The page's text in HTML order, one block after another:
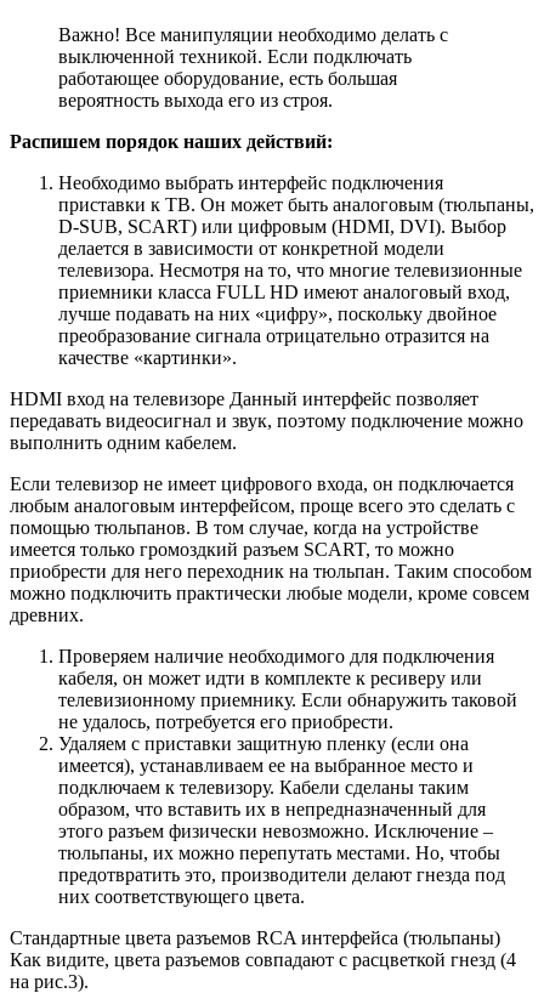
Важно! Все манипуляции необходимо делать с
выключенной техникой. Если подключать
работающее оборудование, есть большая
вероятность выхода его из строя.
Распишем порядок наших действий:
Необходимо выбрать интерфейс подключения
приставки к ТВ. Он может быть аналоговым (тюльпаны,
D-SUB, SCART) или цифровым (HDMI, DVI). Выбор
делается в зависимости от конкретной модели
телевизора. Несмотря на то, что многие телевизионные
приемники класса FULL HD имеют аналоговый вход,
лучше подавать на них «цифру», поскольку двойное
преобразование сигнала отрицательно отразится на
качестве «картинки».
HDMI вход на телевизоре Данный интерфейс позволяет
передавать видеосигнал и звук, поэтому подключение можно
выполнить одним кабелем.
Если телевизор не имеет цифрового входа, он подключается
любым аналоговым интерфейсом, проще всего это сделать с
помощью тюльпанов. В том случае, когда на устройстве
имеется только громоздкий разъем SCART, то можно
приобрести для него переходник на тюльпан. Таким способом
можно подключить практически любые модели, кроме совсем
древних.
Проверяем наличие необходимого для подключения
кабеля, он может идти в комплекте к ресиверу или
телевизионному приемнику. Если обнаружить таковой
не удалось, потребуется его приобрести.
Удаляем с приставки защитную пленку (если она
имеется), устанавливаем ее на выбранное место и
подключаем к телевизору. Кабели сделаны таким
образом, что вставить их в непредназначенный для
этого разъем физически невозможно. Исключение –
тюльпаны, их можно перепутать местами. Но, чтобы
предотвратить это, производители делают гнезда под
них соответствующего цвета.
Стандартные цвета разъемов RCA интерфейса (тюльпаны)
Как видите, цвета разъемов совпадают с расцветкой гнезд (4
на рис.3).